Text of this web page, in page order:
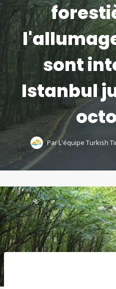
sont
Istanbul
ParL'équipe Turkish